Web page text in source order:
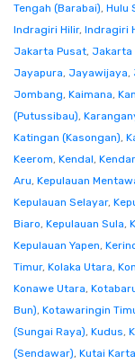
Tengah (Barabai), Hulu
Indragiri Hilir, Indragiri
Jakarta Pusat, Jakarta
Jayapura, Jayawijaya,
Jombang, Kaimana,
(Putussibau),
Katingan (Kasongan),
Keerom, Kendal,
Aru, Kepulauan
Kepulauan Selayar,
Biaro, Kepulauan Sula,
Kepulauan Yapen,
Timur, Kolaka Utara,
Konawe Utara,
Bun), Kotawaringin
(Sungai Raya), Kudus,
(Sendawar), Kutai